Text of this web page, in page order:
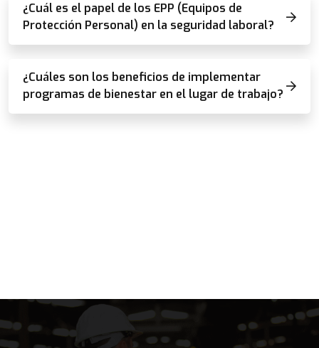
¿Cuál es el papel de los EPP (Equipos de
Protección Personal) en la seguridad laboral?
¿Cuáles son los beneficios de implementar
programas de bienestar en el lugar de trabajo?